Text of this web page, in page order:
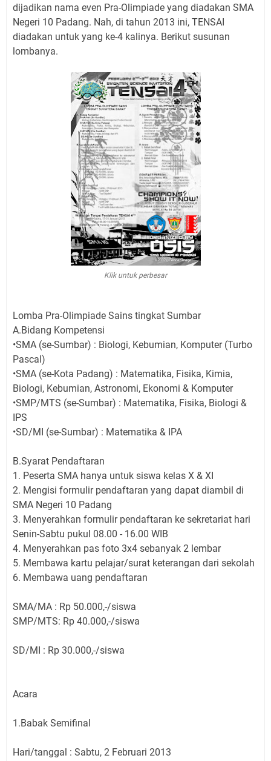
dijadikan nama even Pra-Olimpiade yang diadakan SMA
Negeri 10 Padang. Nah, di tahun 2013 ini, TENSAI
diadakan untuk yang ke-4 kalinya. Berikut susunan
lombanya.
Klik untuk perbesar
Lomba Pra-Olimpiade Sains tingkat Sumbar
A.Bidang Kompetensi
•SMA (se-Sumbar) : Biologi, Kebumian, Komputer (Turbo
Pascal)
•SMA (se-Kota Padang) : Matematika, Fisika, Kimia,
Biologi, Kebumian, Astronomi, Ekonomi & Komputer
•SMP/MTS (se-Sumbar) : Matematika, Fisika, Biologi &
IPS
•SD/MI (se-Sumbar) : Matematika & IPA
B.Syarat Pendaftaran
1. Peserta SMA hanya untuk siswa kelas X & XI
2. Mengisi formulir pendaftaran yang dapat diambil di
SMA Negeri 10 Padang
3. Menyerahkan formulir pendaftaran ke sekretariat hari
Senin-Sabtu pukul 08.00 - 16.00 WIB
4. Menyerahkan pas foto 3x4 sebanyak 2 lembar
5. Membawa kartu pelajar/surat keterangan dari sekolah
6. Membawa uang pendaftaran
SMA/MA : Rp 50.000,-/siswa
SMP/MTS: Rp 40.000,-/siswa
SD/MI : Rp 30.000,-/siswa
Acara
1.Babak Semifinal
Hari/tanggal : Sabtu, 2 Februari 2013